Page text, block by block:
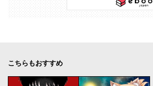
こちらもおすすめ